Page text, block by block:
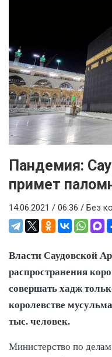
Пандемия:
примет
14.06.2021 / 06:36 / Без
Власти Саудовской
распространения
совершать хадж
королевстве
тыс. человек.
Министерство по